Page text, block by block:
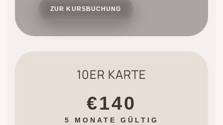
ZUR KURSBUCHUNG
10ER KARTE
€140
5 MONATE GÜLTIG